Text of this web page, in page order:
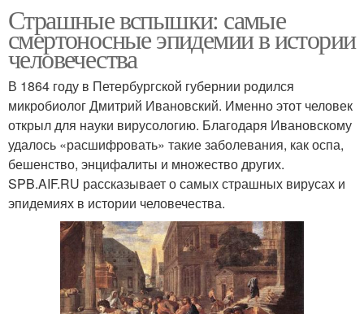
Страшные вспышки: самые
смертоносные эпидемии в истории
человечества
В 1864 году в Петербургской губернии родился
микробиолог Дмитрий Ивановский. Именно этот человек
открыл для науки вирусологию. Благодаря Ивановскому
удалось «расшифровать» такие заболевания, как оспа,
бешенство, энцифалиты и множество других.
SPB.AIF.RU рассказывает о самых страшных вирусах и
эпидемиях в истории человечества.